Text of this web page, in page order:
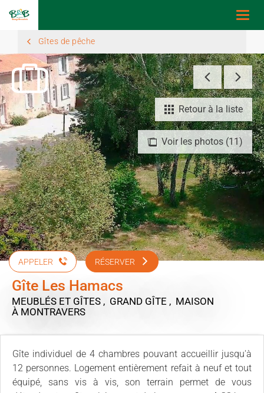
Gîtes de pêche
Voir les photos (11)
Retour à la liste
APPELER RÉSERVER
Gîte Les Hamacs
MEUBLÉS ET GÎTES , GRAND GÎTE , MAISON
À MONTRAVERS
Gîte individuel de 4 chambres pouvant accueillir jusqu'à
12 personnes. Logement entièrement refait à neuf et tout
équipé, sans vis à vis, son terrain permet de vous